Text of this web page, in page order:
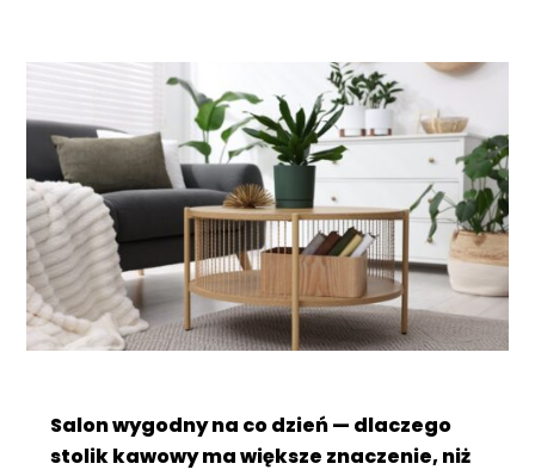
Salon wygodny na co dzień — dlaczego
stolik kawowy ma większe znaczenie, niż